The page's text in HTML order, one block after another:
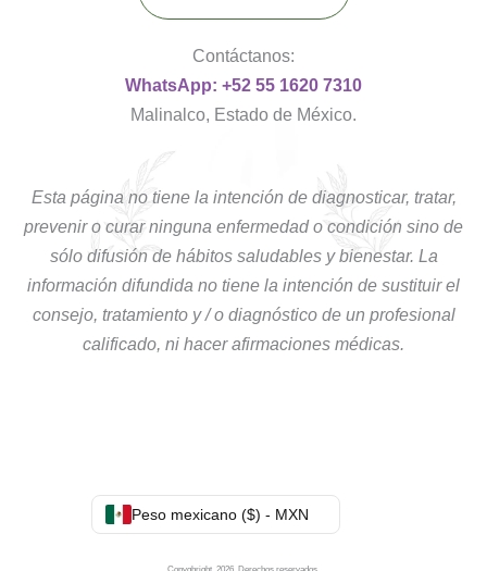
Contáctanos:
WhatsApp: +52 55 1620 7310
Malinalco, Estado de México.
Esta página no tiene la intención de diagnosticar, tratar,
prevenir o curar ninguna enfermedad o condición sino de
sólo difusión de hábitos saludables y bienestar. La
información difundida no tiene la intención de sustituir el
consejo, tratamiento y / o diagnóstico de un profesional
calificado, ni hacer afirmaciones médicas.
Peso mexicano ($) - MXN